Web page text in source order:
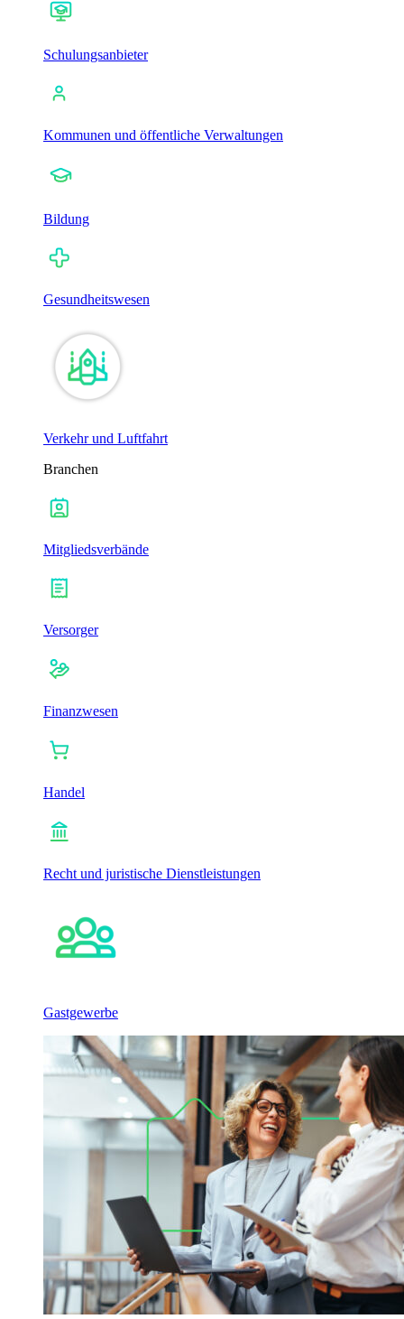
Schulungsanbieter
Kommunen und öffentliche Verwaltungen
Bildung
Gesundheitswesen
Verkehr und Luftfahrt
Branchen
Mitgliedsverbände
Versorger
Finanzwesen
Handel
Recht und juristische Dienstleistungen
Gastgewerbe